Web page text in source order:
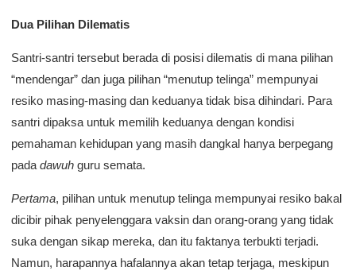
Dua Pilihan Dilematis
Santri-santri tersebut berada di posisi dilematis di mana pilihan
“mendengar” dan juga pilihan “menutup telinga” mempunyai
resiko masing-masing dan keduanya tidak bisa dihindari. Para
santri dipaksa untuk memilih keduanya dengan kondisi
pemahaman kehidupan yang masih dangkal hanya berpegang
pada dawuh guru semata.
Pertama, pilihan untuk menutup telinga mempunyai resiko bakal
dicibir pihak penyelenggara vaksin dan orang-orang yang tidak
suka dengan sikap mereka, dan itu faktanya terbukti terjadi.
Namun, harapannya hafalannya akan tetap terjaga, meskipun